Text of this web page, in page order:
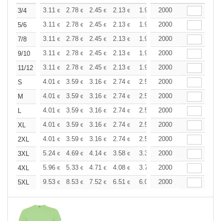
3/4 3.11 € 2.78 € 2.45 € 2.13 € 1.96 1.88
2000
5/6
3.11 € 2.78 € 2.45 € 2.13 € 1.96 1.88
2000
7/8
3.11 € 2.78 € 2.45 € 2.13 € 1.96 1.88
2000
9/10
3.11 € 2.78 € 2.45 € 2.13 € 1.96 1.88
2000
11/12
3.11 € 2.78 € 2.45 € 2.13 € 1.96 1.88
2000
S
4.01 € 3.59 € 3.16 € 2.74 € 2.53 2.43
2000
M
4.01 € 3.59 € 3.16 € 2.74 € 2.53 2.43
2000
L
4.01 € 3.59 € 3.16 € 2.74 € 2.53 2.43
2000
XL
4.01 € 3.59 € 3.16 € 2.74 € 2.53 2.43
2000
2XL
4.01 € 3.59 € 3.16 € 2.74 € 2.53 2.43
2000
3XL
5.24 € 4.69 € 4.14 € 3.58 € 3.31 3.17
2000
4XL
5.96 € 5.33 € 4.71 € 4.08 € 3.76 3.61
2000
5XL
9.53 € 8.53 € 7.52 € 6.51 € 6.02 5.77
2000